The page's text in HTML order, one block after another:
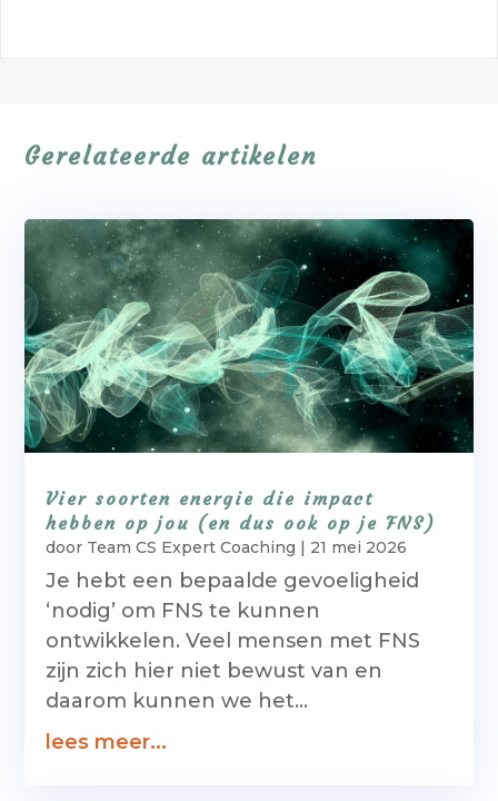
Gerelateerde artikelen
Vier soorten energie die impact
hebben op jou (en dus ook op je FNS)
door Team CS Expert Coaching 21 mei 2026
Je hebt een bepaalde gevoeligheid
‘nodig’ om FNS te kunnen
ontwikkelen. Veel mensen met FNS
zijn zich hier niet bewust van en
daarom kunnen we het...
lees meer...